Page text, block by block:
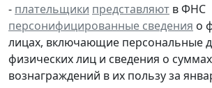
- плательщики представляют в ФНС
персонифицированные сведения о
лицах, включающие персональные
физических лиц и сведения о
вознаграждений в их пользу за